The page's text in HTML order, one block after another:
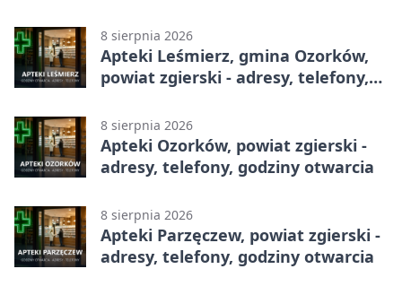
8 sierpnia 2026
Apteki Leśmierz, gmina Ozorków,
powiat zgierski - adresy, telefony,
8 sierpnia 2026
Apteki Ozorków, powiat zgierski -
adresy, telefony, godziny otwarcia
8 sierpnia 2026
Apteki Parzęczew, powiat zgierski -
adresy, telefony, godziny otwarcia